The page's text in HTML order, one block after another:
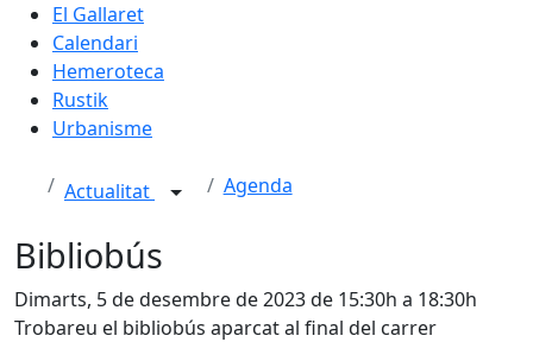
El Gallaret
Calendari
Hemeroteca
Rustik
Urbanisme
Actualitat Agenda
Bibliobús
Dimarts, 5 de desembre de 2023 de 15:30h a 18:30h
Trobareu el bibliobús aparcat al final del carrer